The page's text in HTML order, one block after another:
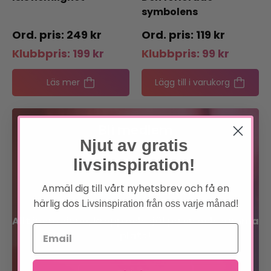
249 kr
Klubbpris: 199 kr
Läs mer
symbolens
119 kr
Klubbpris: 99 kr
Lägg till i varukorg
Förtur till boknyheter
Exklusiva erbjudanden
Allt inom sinne, kropp och själ på en och samma
Njut av gratis
livsinspiration!
Anmäl dig till vårt nyhetsbrev och få en
härlig dos Livsinspiration från oss varje månad!